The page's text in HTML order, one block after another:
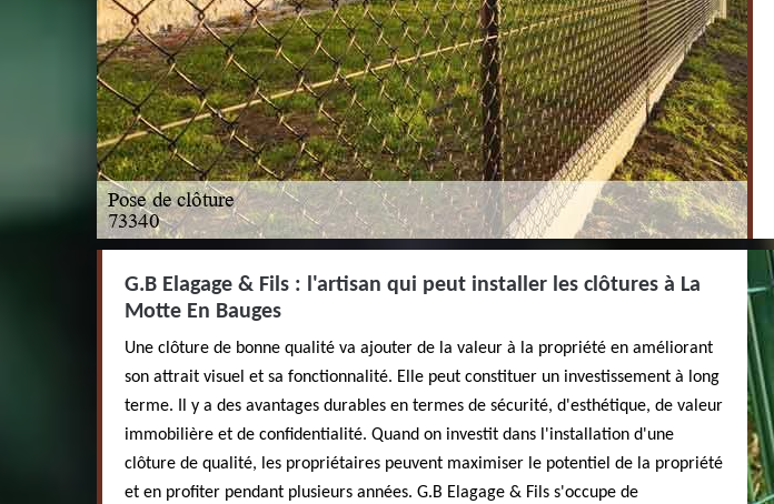
G.B Elagage & Fils : l'artisan qui peut installer les clôtures à La
Motte En Bauges
Une clôture de bonne qualité va ajouter de la valeur à la propriété en améliorant
son attrait visuel et sa fonctionnalité. Elle peut constituer un investissement à long
terme. Il y a des avantages durables en termes de sécurité, d'esthétique, de valeur
immobilière et de confidentialité. Quand on investit dans l'installation d'une
clôture de qualité, les propriétaires peuvent maximiser le potentiel de la propriété
et en profiter pendant plusieurs années. G.B Elagage & Fils s'occupe de